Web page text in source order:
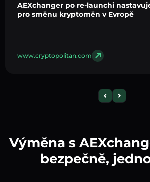
AEXchanger po re-launchi
pro směnu kryptoměn v Evropě
www.cryptopolitan.com
Výměna s
bezpečně,